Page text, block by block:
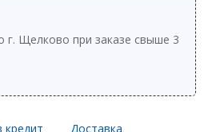
г. Щелково при заказе свыше 3
кредит Доставка